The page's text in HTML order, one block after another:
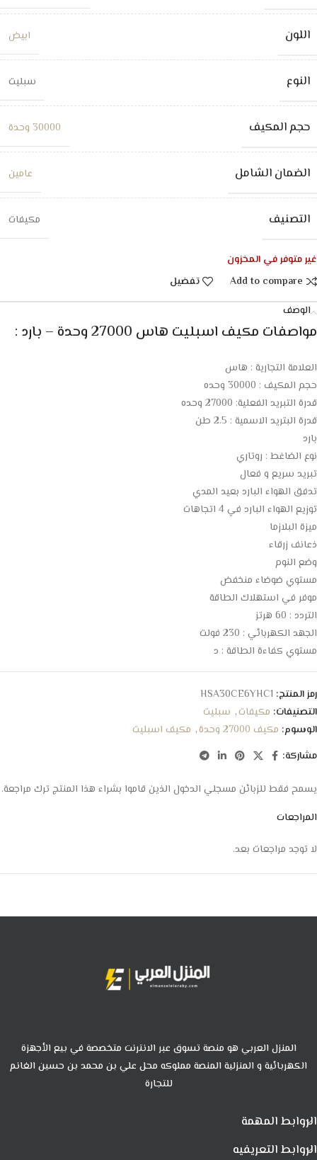
اللون ابيض
النوع سبليت
حجم المكيف 30000 وحدة
الضمان الشامل عامين
التصنيف مكيفات
غير متوفر في المخزون
Add to compare
تفضيل
الوصف
مواصفات مكيف اسبليت هاس 27000 وحدة – بارد :
العلامة التجارية : هاس
حجم المكيف : 30000 وحده
قدرة التبريد الفعلية: 27000 وحده
قدرة البتريد الاسمية : 2.5 طن
بارد
نوع الضاغط : روتاري
تبريد سريع و فعال
تدفق الهواء البارد بعيد المدي
توزيع الهواء البارد في 4 اتجاهات
ميزة البلازما
ذعانف زرقاء
وضع النوم
مستوي ضوضاء منخفض
موفر في استهلاك الطاقة
التردد : 60 هرتز
الجهد الكهربائي : 230 فولت
مستوي كفاءة الطاقة : د
رمز المنتج: HSA30CE6YHC1
التصنيفات: مكيفات, سبليت
الوسوم: مكيف 27000 وحدة , مكيف اسبليت
مشاركة:
المراجعات
لا توجد مراجعات بعد.
يسمح فقط للزبائن مسجلي الدخول الذين قاموا بشراء هذا المنتج ترك مراجعة.
المنزل العربي هو منصة تسوق عبر الانترنت متخصصة في بيع الأجهزة
الكهربائية و المنزلية المنصة مملوكه محل علي بن محمد بن حسين الغانم
للتجارة
الروابط المهمة
الروابط التعريفيه